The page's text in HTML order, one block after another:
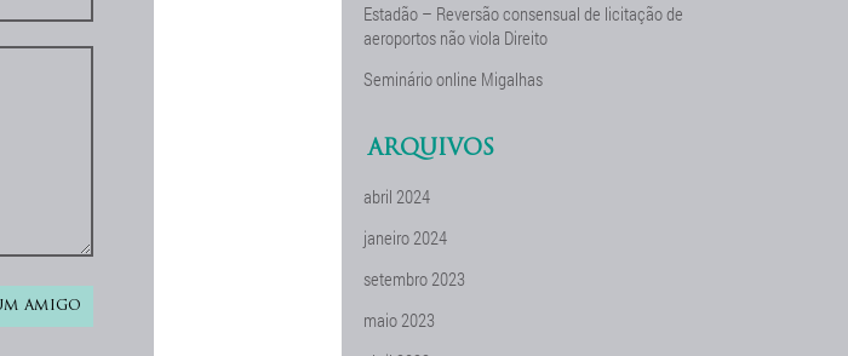
Estadão – Reversão consensual de licitação de
aeroportos não viola Direito
Seminário online Migalhas
ARQUIVOS
abril 2024
janeiro 2024
setembro 2023
maio 2023